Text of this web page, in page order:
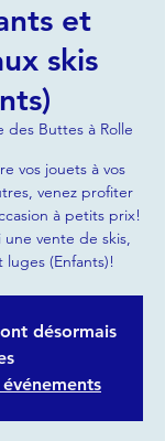
et
skis
des Buttes à Rolle
vos jouets à vos
venez profiter
à petits prix!
une vente de skis,
luges (Enfants)!
désormais